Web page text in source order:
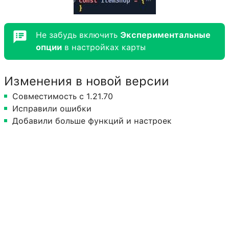
Не забудь включить Экспериментальные
опции в настройках карты
Изменения в новой версии
Совместимость с 1.21.70
Исправили ошибки
Добавили больше функций и настроек